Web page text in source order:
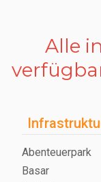
Alle
Abenteuerpark
Basar